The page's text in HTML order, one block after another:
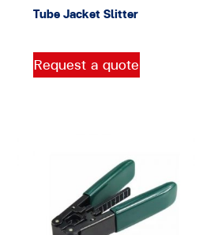
Tube Jacket Slitter
Request a quote